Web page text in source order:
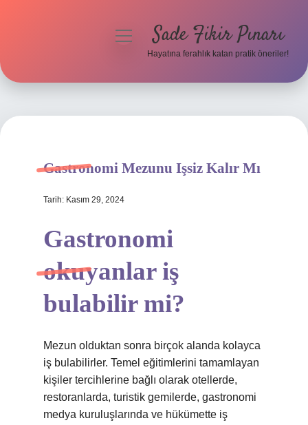
Hakkımızda
menüyüSade Fikir Pınarı
Hayatına ferahlık katan pratik öneriler!
Gastronomi Mezunu Işsiz Kalır Mı
Tarih: Kasım 29, 2024
Gastronomi
okuyanlar iş
bulabilir mi?
Mezun olduktan sonra birçok alanda kolayca
iş bulabilirler. Temel eğitimlerini tamamlayan
kişiler tercihlerine bağlı olarak otellerde,
restoranlarda, turistik gemilerde, gastronomi
medya kuruluşlarında ve hükümette iş